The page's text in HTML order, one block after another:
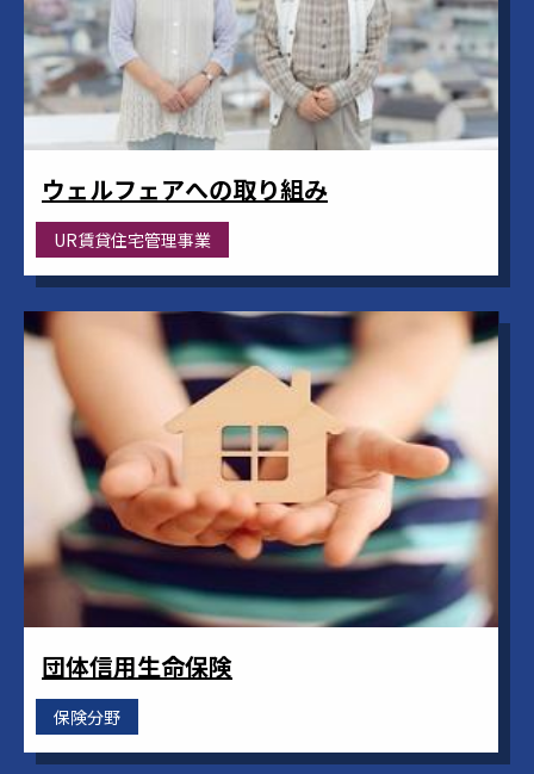
ウェルフェアへの取り組み
UR賃貸住宅管理事業
団体信用生命保険
保険分野